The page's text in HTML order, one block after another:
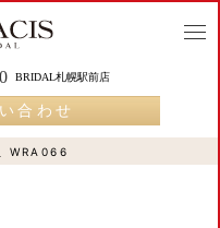
BRIDAL札幌駅前店
合わせ
WRA066